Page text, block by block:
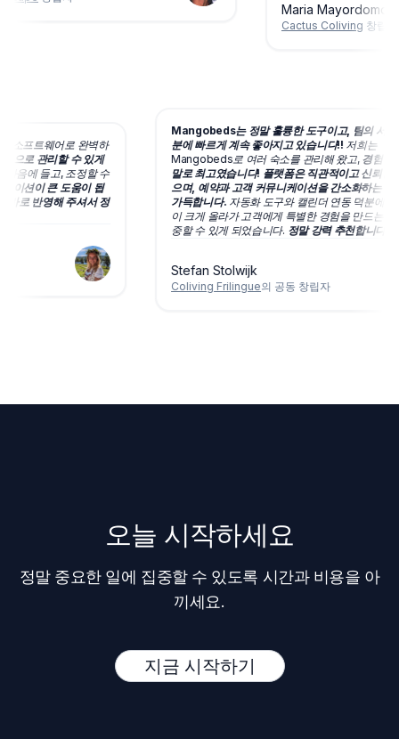
Maria Mayordomo
Cactus Coliving창립자
소프트웨어로 완벽하
적으로 관리할 수 있게
마음에 들고, 조정할 수
케이션이 큰 도움이 됩
바로 반영해 주셔서 정
Mangobeds는 정말 훌륭한 도구이고, 팀의 서
분에 빠르게 계속 좋아지고 있습니다!!저희는
Mangobeds로 여러 숙소를 관리해 왔고,경험
말로 최고였습니다! 플랫폼은 직관적이고 신뢰
으며, 예약과 고객 커뮤니케이션을 간소화하는
가득합니다.자동화 도구와 캘린더 연동 덕분에
이 크게 올라가 고객에게 특별한 경험을 만드는
중할 수 있게 되었습니다.정말 강력 추천합니다!
Stefan Stolwijk
Coliving Frilingue의 공동 창립자
오늘 시작하세요
정말 중요한 일에 집중할 수 있도록 시간과 비용을 아
끼세요.
지금 시작하기